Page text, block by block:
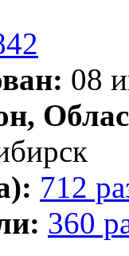
08
712
360